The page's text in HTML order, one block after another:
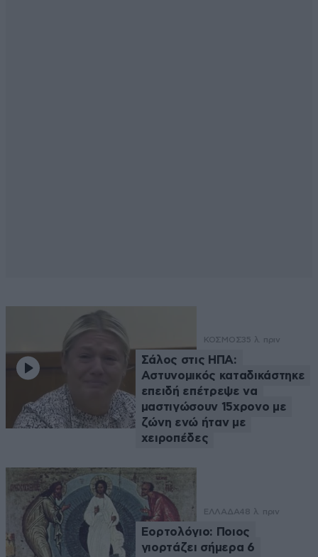
ΚΟΣΜΟΣ35 λ. πριν
Σάλος στις ΗΠΑ:
Αστυνομικός καταδικάστηκε
επειδή επέτρεψε να
μαστιγώσουν 15χρονο με
ζώνη ενώ ήταν με
χειροπέδες
ΕΛΛΑΔΑ48 λ. πριν
Εορτολόγιο: Ποιος
γιορτάζει σήμερα 6